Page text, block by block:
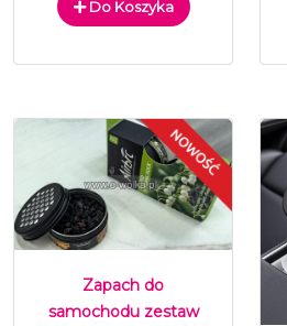
Do Koszyka
Zapach do
samochodu zestaw